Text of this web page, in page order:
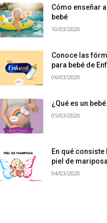
Cómo enseñar
bebé
10/03/2020
Conoce las
para bebé de
06/03/2020
¿Qué es un
05/03/2020
En qué
piel de
04/03/2020